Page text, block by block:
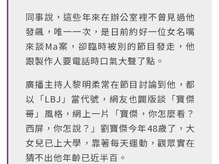
同事說，這些年來在辦公室裡不曾見過他
發飆，唯一一次，是日前約好一位女名嘴
來談Ma案，卻臨時被別的節目發走，他
跟製作人要電話時口氣大聲了點。
廣播主持人黎明柔常在節目討論到他，都
以「LBJ」當代號，網友也闢版談「寶傑
哥」風格，網上一片「寶傑，你怎麼看？
西屏，你怎說？」劉寶傑今年48歲了，大
女兒已上大學，靠著每天運動，觀眾實在
猜不出他年齡已近半百。